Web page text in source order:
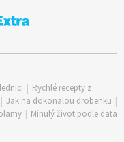
| Rychlé recepty z
| Jak na dokonalou drobenku |
| Minulý život podle data